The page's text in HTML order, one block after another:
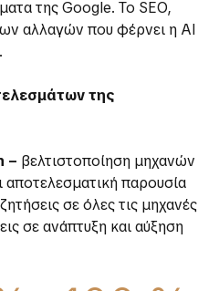
της Google. Το SEO,
αλλαγών που φέρνει η ΑΙ
της
– βελτιστοποίηση μηχανών
παρουσία
σε όλες τις μηχανές
σε ανάπτυξη και αύξηση